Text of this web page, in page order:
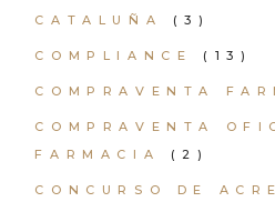
CATALUÑA (3)
COMPLIANCE (13)
COMPRAVENTA
COMPRAVENTA
FARMACIA
(2)
CONCURSO DE